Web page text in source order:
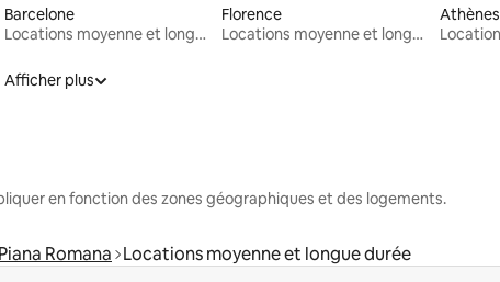
Barcelone
Locations moyenne et longue durée
Florence
Locations moyenne et longue durée
Athènes
Afficher plus
en fonction des zones géographiques et des logements.
Piana Romana Locations moyenne et longue durée